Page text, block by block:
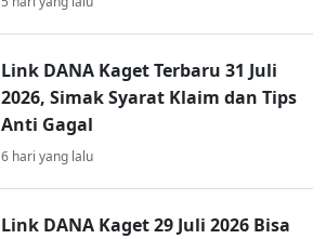
Link DANA Kaget Terbaru 31 Juli
2026, Simak Syarat Klaim dan Tips
Anti Gagal
6 hari yang lalu
Link DANA Kaget 29 Juli 2026 Bisa